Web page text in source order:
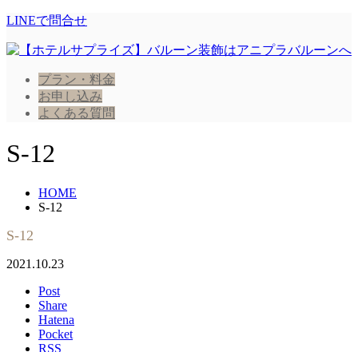
LINEで問合せ
プラン・料金
お申し込み
よくある質問
S-12
HOME
S-12
S-12
2021.10.23
Post
Share
Hatena
Pocket
RSS